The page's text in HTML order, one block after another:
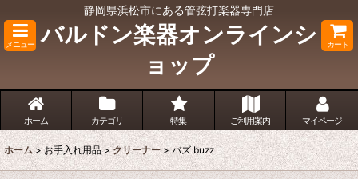
静岡県浜松市にある管弦打楽器専門店
メニュー
バルドン楽器オンラインシ
ョップ
カート
ホーム カテゴリ 特集 ご利用案内 マイページ
ホーム > お手入れ用品 > クリーナー > バズ buzz